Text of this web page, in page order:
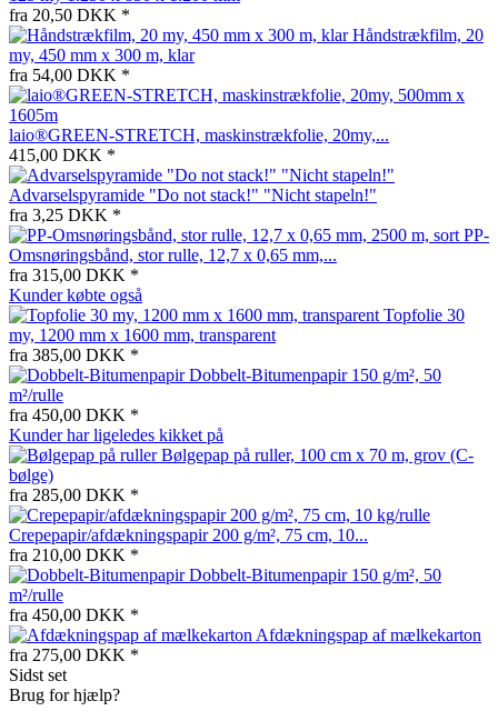
fra 20,50 DKK *
Håndstrækfilm, 20
my, 450 mm x 300 m, klar
fra 54,00 DKK *
laio®GREEN-STRETCH, maskinstrækfolie, 20my,...
415,00 DKK *
Advarselspyramide "Do not stack!" "Nicht stapeln!"
fra 3,25 DKK *
PP-
Omsnøringsbånd, stor rulle, 12,7 x 0,65 mm,...
fra 315,00 DKK *
Kunder købte også
Topfolie 30
my, 1200 mm x 1600 mm, transparent
fra 385,00 DKK *
Dobbelt-Bitumenpapir 150 g/m², 50
m²/rulle
fra 450,00 DKK *
Kunder har ligeledes kikket på
Bølgepap på ruller, 100 cm x 70 m, grov (C-
bølge)
fra 285,00 DKK *
Crepepapir/afdækningspapir 200 g/m², 75 cm, 10...
fra 210,00 DKK *
Dobbelt-Bitumenpapir 150 g/m², 50
m²/rulle
fra 450,00 DKK *
Afdækningspap af mælkekarton
fra 275,00 DKK *
Sidst set
Brug for hjælp?